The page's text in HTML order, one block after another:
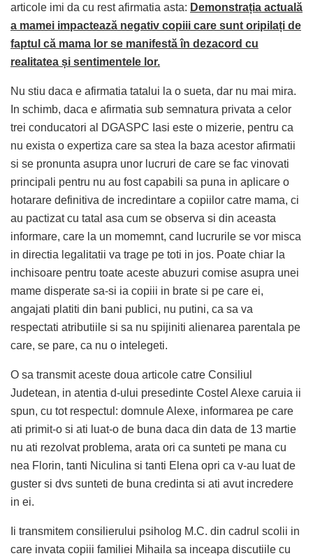
articole imi da cu rest afirmatia asta: Demonstrația actuală
a mamei impactează negativ copiii care sunt oripilați de
faptul că mama lor se manifestă în dezacord cu
realitatea și sentimentele lor.
Nu stiu daca e afirmatia tatalui la o sueta, dar nu mai mira.
In schimb, daca e afirmatia sub semnatura privata a celor
trei conducatori al DGASPC Iasi este o mizerie, pentru ca
nu exista o expertiza care sa stea la baza acestor afirmatii
si se pronunta asupra unor lucruri de care se fac vinovati
principali pentru nu au fost capabili sa puna in aplicare o
hotarare definitiva de incredintare a copiilor catre mama, ci
au pactizat cu tatal asa cum se observa si din aceasta
informare, care la un momemnt, cand lucrurile se vor misca
in directia legalitatii va trage pe toti in jos. Poate chiar la
inchisoare pentru toate aceste abuzuri comise asupra unei
mame disperate sa-si ia copiii in brate si pe care ei,
angajati platiti din bani publici, nu putini, ca sa va
respectati atributiile si sa nu spijiniti alienarea parentala pe
care, se pare, ca nu o intelegeti.
O sa transmit aceste doua articole catre Consiliul
Judetean, in atentia d-ului presedinte Costel Alexe caruia ii
spun, cu tot respectul: domnule Alexe, informarea pe care
ati primit-o si ati luat-o de buna daca din data de 13 martie
nu ati rezolvat problema, arata ori ca sunteti pe mana cu
nea Florin, tanti Niculina si tanti Elena opri ca v-au luat de
guster si dvs sunteti de buna credinta si ati avut incredere
in ei.
Ii transmitem consilierului psiholog M.C. din cadrul scolii in
care invata copiii familiei Mihaila sa inceapa discutiile cu